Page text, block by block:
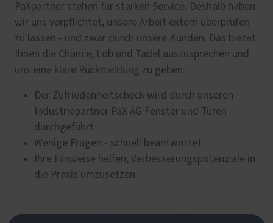
PaXpartner stehen für starken Service. Deshalb haben
wir uns verpflichtet, unsere Arbeit extern überprüfen
zu lassen - und zwar durch unsere Kunden. Das bietet
Ihnen die Chance, Lob und Tadel auszusprechen und
uns eine klare Rückmeldung zu geben.
Der Zufriedenheitscheck wird durch unseren
Industriepartner PaX AG Fenster und Türen
durchgeführt
Wenige Fragen - schnell beantwortet
Ihre Hinweise helfen, Verbesserungspotenziale in
die Praxis umzusetzen